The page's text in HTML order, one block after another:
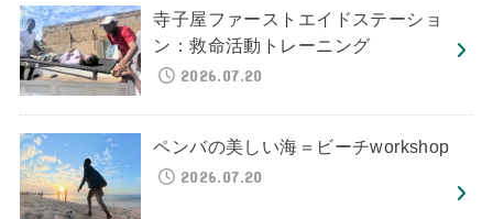
寺子屋ファーストエイドステーショ
ン：救命活動トレーニング
2026.07.20
ペンバの美しい海＝ビーチworkshop
2026.07.20